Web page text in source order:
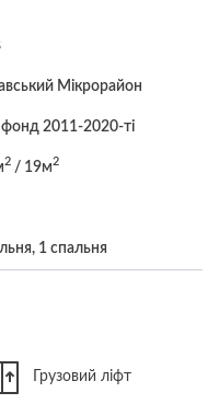
Мікрорайон
2011-2020-ті
2 / 19м2
1 спальня
Грузовий ліфт